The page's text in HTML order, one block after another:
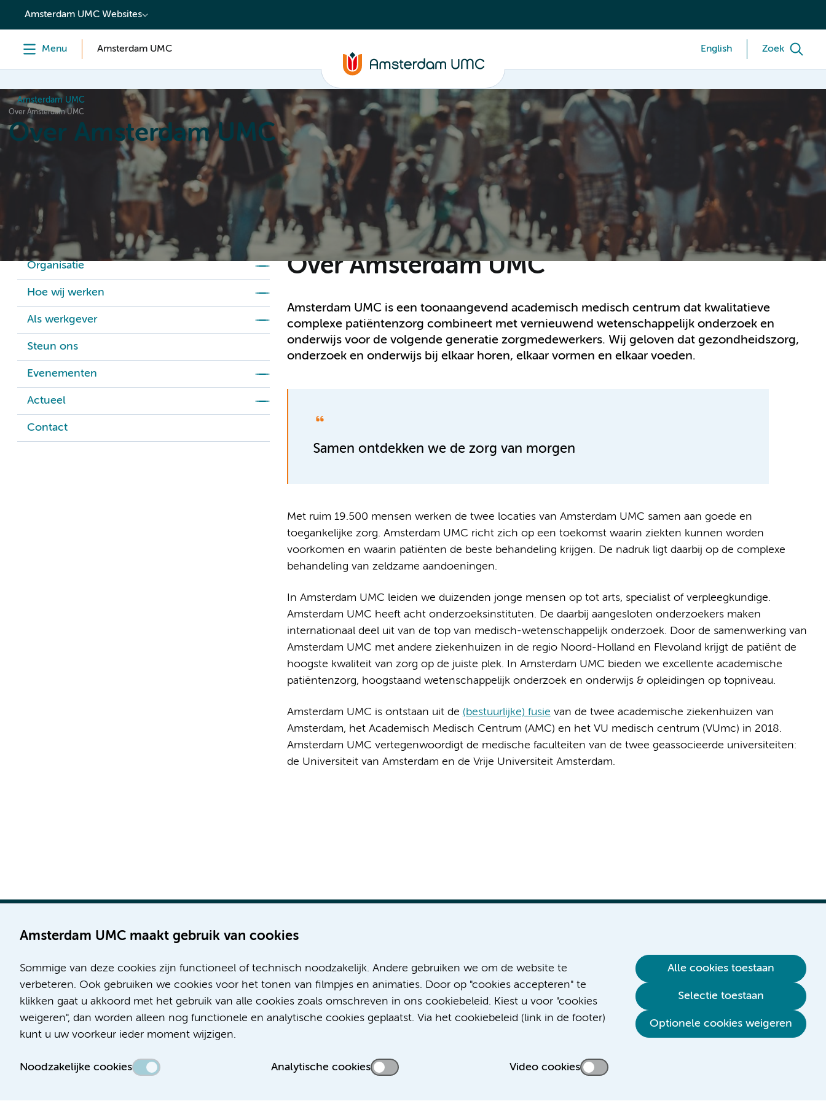
content
Amsterdam UMC maakt gebruik van cookies
Sommige van deze cookies zijn functioneel of technisch noodzakelijk. Andere gebruiken we om de website te
verbeteren. Ook gebruiken we cookies voor het tonen van filmpjes en animaties. Door op "cookies accepteren" te
klikken gaat u akkoord met het gebruik van alle cookies zoals omschreven in ons cookiebeleid. Kiest u voor "cookies
weigeren", dan worden alleen nog functionele en analytische cookies geplaatst. Via het cookiebeleid (link in de footer)
kunt u uw voorkeur ieder moment wijzigen.
Noodzakelijke cookies Analytische cookies Video cookies
Alle cookies toestaan
Selectie toestaan
Optionele cookies weigeren
Amsterdam UMC Websites
Menu Amsterdam UMC English Zoek
Amsterdam UMC
Over Amsterdam UMC
Over Amsterdam UMC
Hoe wij werken Als werkgever Steun ons Evenementen Actueel Contact
Organisatie
Hoe wij werken
Als werkgever
Steun ons
Evenementen
Actueel
Contact
Over Amsterdam UMC
Amsterdam UMC is een toonaangevend academisch medisch centrum dat kwalitatieve
complexe patiëntenzorg combineert met vernieuwend wetenschappelijk onderzoek en
onderwijs voor de volgende generatie zorgmedewerkers. Wij geloven dat gezondheidszorg,
onderzoek en onderwijs bij elkaar horen, elkaar vormen en elkaar voeden.
Samen ontdekken we de zorg van morgen
Met ruim 19.500 mensen werken de twee locaties van Amsterdam UMC samen aan goede en
toegankelijke zorg. Amsterdam UMC richt zich op een toekomst waarin ziekten kunnen worden
voorkomen en waarin patiënten de beste behandeling krijgen. De nadruk ligt daarbij op de complexe
behandeling van zeldzame aandoeningen.
In Amsterdam UMC leiden we duizenden jonge mensen op tot arts, specialist of verpleegkundige.
Amsterdam UMC heeft acht onderzoeksinstituten. De daarbij aangesloten onderzoekers maken
internationaal deel uit van de top van medisch-wetenschappelijk onderzoek. Door de samenwerking van
Amsterdam UMC met andere ziekenhuizen in de regio Noord-Holland en Flevoland krijgt de patiënt de
hoogste kwaliteit van zorg op de juiste plek. In Amsterdam UMC bieden we excellente academische
patiëntenzorg, hoogstaand wetenschappelijk onderzoek en onderwijs & opleidingen op topniveau.
Amsterdam UMC is ontstaan uit de (bestuurlijke) fusie van de twee academische ziekenhuizen van
Amsterdam, het Academisch Medisch Centrum (AMC) en het VU medisch centrum (VUmc) in 2018.
Amsterdam UMC vertegenwoordigt de medische faculteiten van de twee geassocieerde universiteiten:
de Universiteit van Amsterdam en de Vrije Universiteit Amsterdam.
Locatie AMC
Meibergdreef 9
1105 AZ Amsterdam
Route & Parkeren
Locatie VUmc
De Boelelaan 1117
1081 HV Amsterdam
(020) 444 4444
Route & Parkeren
Meer Amsterdam UMC websites:
Werken bij Amsterdam UMC
Over Amsterdam UMC
Educatie Locatie AMC